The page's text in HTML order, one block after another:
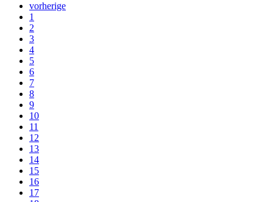
vorherige
1
2
3
4
5
6
7
8
9
10
11
12
13
14
15
16
17